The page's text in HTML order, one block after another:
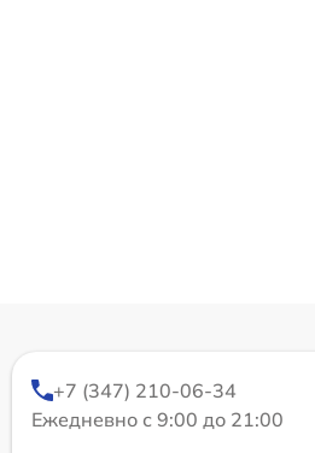
+7 (347) 210-06-34
Ежедневно с 9:00 до 21:00